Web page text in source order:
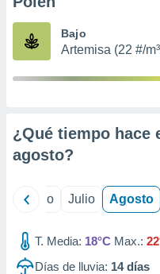
publicidad
1199
Bajo
Artemisa (22 #/
¿Qué tiempo hace
agosto?
Junio Julio Agosto
T. Media: 18°C Max.:
Días de lluvia: 14días